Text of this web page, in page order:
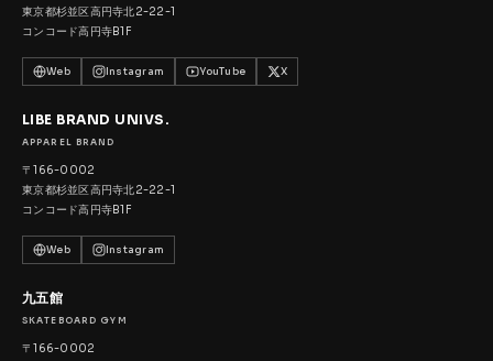
東京都杉並区高円寺北2-22-1
コンコード高円寺B1F
Web Instagram YouTube X
LIBE BRAND UNIVS.
APPAREL BRAND
〒166-0002
東京都杉並区高円寺北2-22-1
コンコード高円寺B1F
Web Instagram
九五館
SKATEBOARD GYM
〒166-0002